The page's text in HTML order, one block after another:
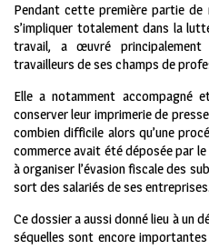
Pendant cette première partie
s’impliquer totalement dans la
travail, a œuvré
travailleurs de ses champs de
Elle a notamment accompagné
conserver leur imprimerie de
combien difficile alors qu’une
commerce avait été déposée par
à organiser l’évasion fiscale des
sort des salariés de ses entreprises.
Ce dossier a aussi donné lieu à un
séquelles sont encore